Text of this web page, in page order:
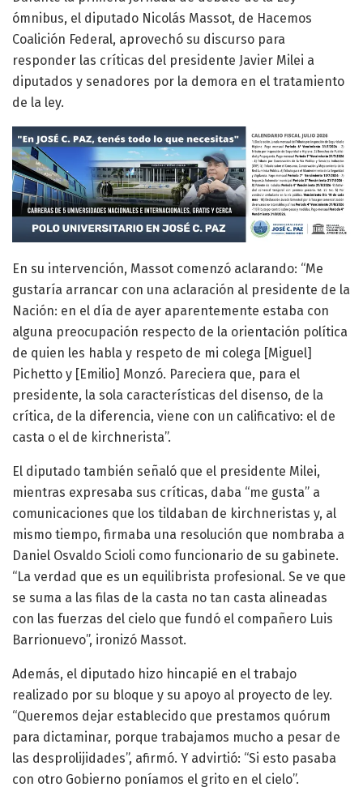
ómnibus, el diputado Nicolás Massot, de Hacemos
Coalición Federal, aprovechó su discurso para
responder las críticas del presidente Javier Milei a
diputados y senadores por la demora en el tratamiento
de la ley.
En su intervención, Massot comenzó aclarando: “Me
gustaría arrancar con una aclaración al presidente de la
Nación: en el día de ayer aparentemente estaba con
alguna preocupación respecto de la orientación política
de quien les habla y respeto de mi colega [Miguel]
Pichetto y [Emilio] Monzó. Pareciera que, para el
presidente, la sola características del disenso, de la
crítica, de la diferencia, viene con un calificativo: el de
casta o el de kirchnerista”.
El diputado también señaló que el presidente Milei,
mientras expresaba sus críticas, daba “me gusta” a
comunicaciones que los tildaban de kirchneristas y, al
mismo tiempo, firmaba una resolución que nombraba a
Daniel Osvaldo Scioli como funcionario de su gabinete.
“La verdad que es un equilibrista profesional. Se ve que
se suma a las filas de la casta no tan casta alineadas
con las fuerzas del cielo que fundó el compañero Luis
Barrionuevo”, ironizó Massot.
Además, el diputado hizo hincapié en el trabajo
realizado por su bloque y su apoyo al proyecto de ley.
“Queremos dejar establecido que prestamos quórum
para dictaminar, porque trabajamos mucho a pesar de
las desprolijidades”, afirmó. Y advirtió: “Si esto pasaba
con otro Gobierno poníamos el grito en el cielo”.